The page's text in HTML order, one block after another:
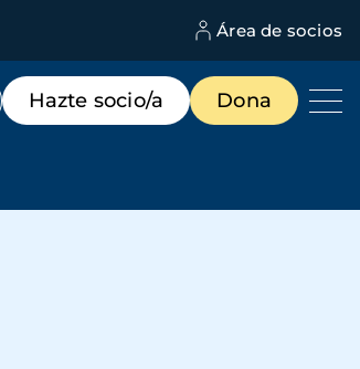
Área de socios
Menú
de
destacados
Hazte socio/a Dona